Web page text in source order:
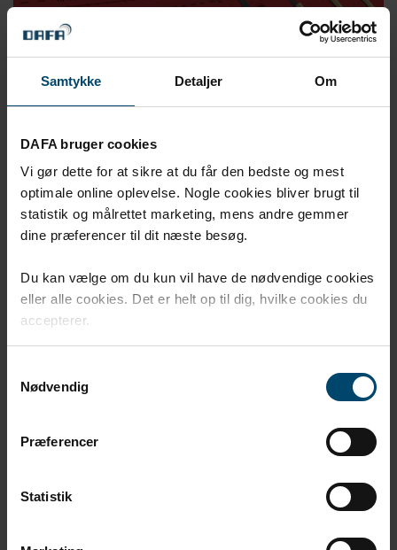
Samtykke Detaljer Om
DAFA bruger cookies
Vi gør dette for at sikre at du får den bedste og mest
optimale online oplevelse. Nogle cookies bliver brugt til
statistik og målrettet marketing, mens andre gemmer
dine præferencer til dit næste besøg.
Du kan vælge om du kun vil have de nødvendige cookies
eller alle cookies. Det er helt op til dig, hvilke cookies du
accepterer.
Nødvendig
Præferencer
Statistik